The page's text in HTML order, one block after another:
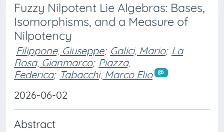
Fuzzy Nilpotent Lie Algebras: Bases,
Isomorphisms, and a Measure of
Nilpotency
Filippone, Giuseppe; Galici, Mario; La
Rosa, Gianmarco; Piazza,
Federica; Tabacchi, Marco Elio
2026-06-02
Abstract